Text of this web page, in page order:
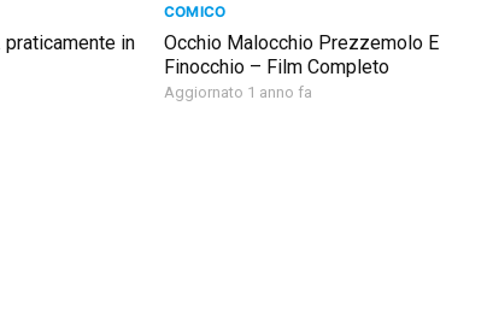
in
COMICO
Occhio Malocchio Prezzemolo E
Finocchio – Film Completo
Aggiornato 1 anno fa